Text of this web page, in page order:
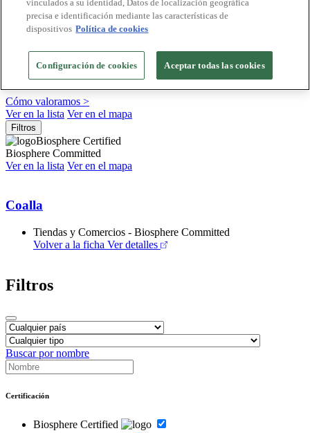
Construimos modelos sostenibles y certificamos las
buenas prácticas
+20 años promoviendo la cultura de la sostenibilidad, bajo los
principios y objetivos de Naciones Unidas
Cómo valoramos >
Ver en la lista Ver en el mapa
Filtros
Biosphere Certified
Biosphere Committed
Ver en la lista Ver en el mapa
Coalla
Tiendas y Comercios - Biosphere Committed
Volver a la ficha Ver detalles
Filtros
Buscar por nombre
Certificación
Biosphere Certified
vinculados a su identidad, Datos de localización geográfica
precisa e identificación mediante las características de
dispositivos Política de cookies
Configuración de cookies Aceptar todas las cookies